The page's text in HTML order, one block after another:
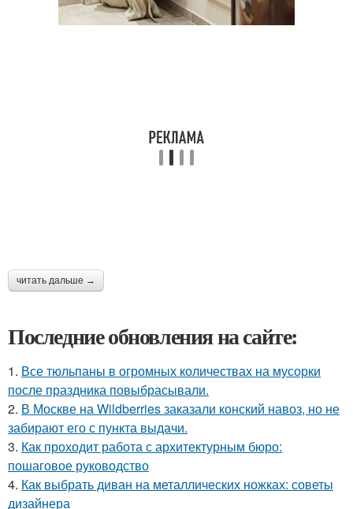
читать дальше →
Последние обновления на сайте:
1. Все тюльпаны в огромных количествах на мусорки
после праздника повыбрасывали.
2. В Москве на Wildberries заказали конский навоз, но не
забирают его с пункта выдачи.
3. Как проходит работа с архитектурным бюро:
пошаговое руководство
4. Как выбрать диван на металлических ножках: советы
дизайнера